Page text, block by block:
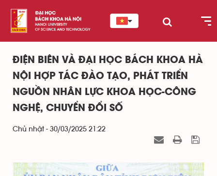
ĐIỆN BIÊN VÀ ĐẠI HỌC BÁCH KHOA HÀ
NỘI HỢP TÁC ĐÀO TẠO, PHÁT TRIỂN
NGUỒN NHÂN LỰC KHOA HỌC-CÔNG
NGHỆ, CHUYỂN ĐỔI SỐ
Chủ nhật - 30/03/2025 21:22